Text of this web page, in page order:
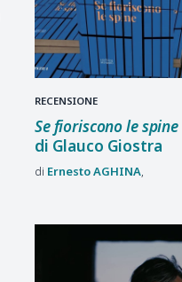
RECENSIONE
Se fioriscono le spine
di Glauco Giostra
ErnestoAGHINA